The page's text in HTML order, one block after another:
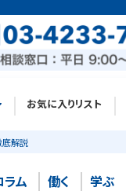
お気に入りリスト
底解説
ム 働く 学ぶ